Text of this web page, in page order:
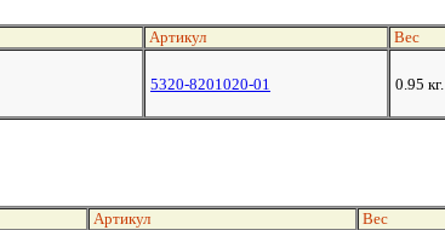
Артикул Вес
5320-8201020-01 0.95 кг.
Артикул Вес